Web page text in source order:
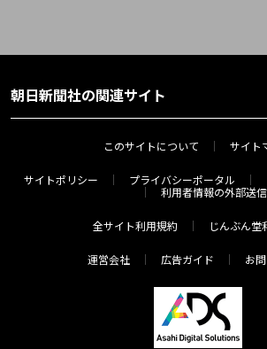
朝日新聞社の関連サイト
このサイトについて サイト
サイトポリシー プライバシーポータル
利用者情報の外部送信
全サイト利用規約 じんぶん堂
運営会社 広告ガイド お